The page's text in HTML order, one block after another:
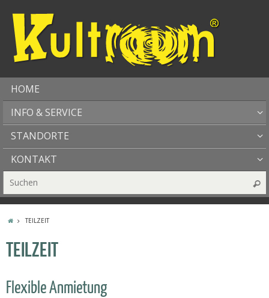
HOME
INFO & SERVICE
STANDORTE
KONTAKT
TEILZEIT
TEILZEIT
Flexible Anmietung